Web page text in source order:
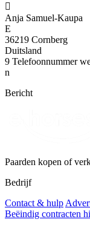

Anja Samuel-Kaupa
E
36219 Cornberg
Duitsland
9 Telefoonnummer
n
Bericht
Paarden kopen of
Bedrijf
Contact & hulp
Beëindig contracten